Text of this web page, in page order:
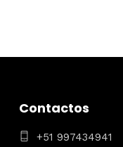
Contactos
+51 997434941